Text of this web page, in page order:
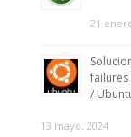
21
failures
/
13 mayo, 2024